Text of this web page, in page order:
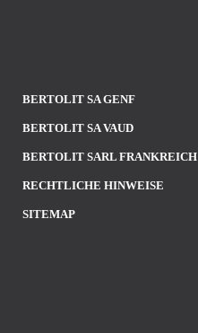
BERTOLIT SA GENF
BERTOLIT SA VAUD
BERTOLIT SARL FRANKREICH
RECHTLICHE HINWEISE
SITEMAP